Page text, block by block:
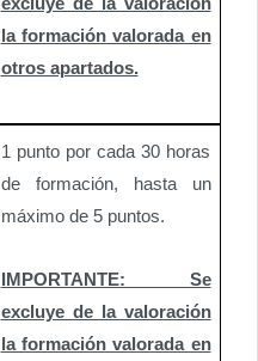
la formación valorada en
otros apartados.
1 punto por cada 30 horas
de formación, hasta un
máximo de 5 puntos.
IMPORTANTE: Se
excluye de la valoración
la formación valorada en